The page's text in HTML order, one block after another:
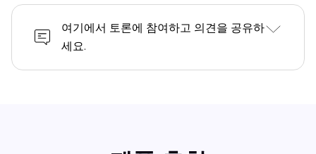
여기에서 토론에 참여하고 의견을 공유하
세요.